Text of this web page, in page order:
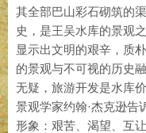
其全部巴山彩石砌筑的
史，是王吴水库的景观
显示出文明的艰辛，质
的景观与不可视的历史
无疑，旅游开发是水库
景观学家约翰·杰克逊告
形象：艰苦、渴望、互